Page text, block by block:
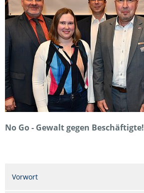
No Go - Gewalt gegen Beschäftigte!
Vorwort